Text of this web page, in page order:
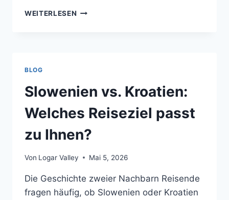
WEITERLESEN EUROPAS
WISSEN
MÜSSEN
BLOG
Slowenien vs. Kroatien:
Welches Reiseziel passt
zu Ihnen?
Von Logar Valley Mai 5, 2026
Die Geschichte zweier Nachbarn Reisende
fragen häufig, ob Slowenien oder Kroatien